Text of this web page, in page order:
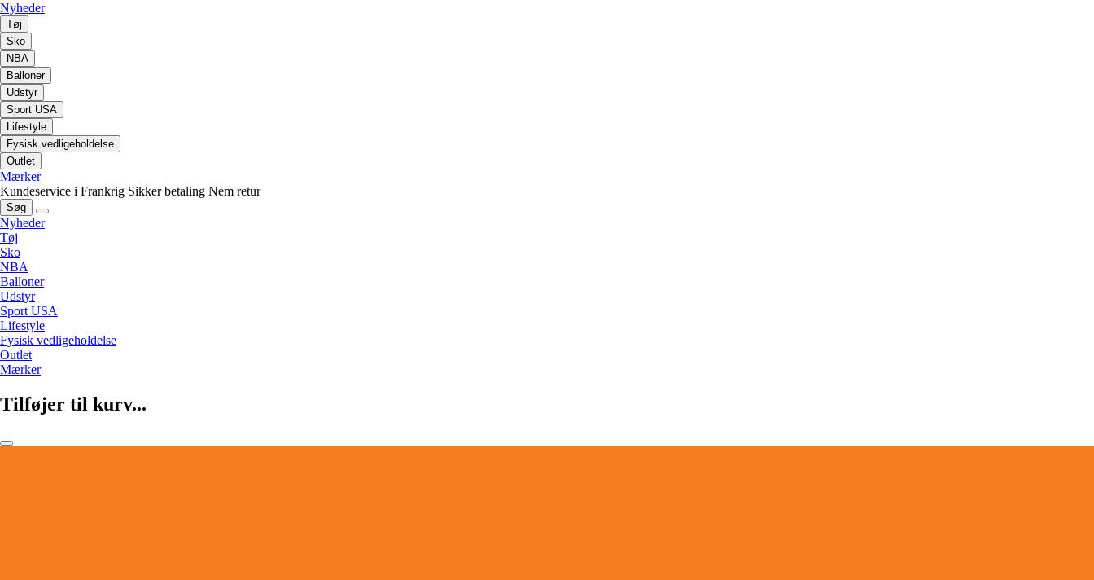
Nyheder
Tøj
Sko
NBA
Balloner
Udstyr
Sport USA
Lifestyle
Fysisk vedligeholdelse
Outlet
Mærker
Kundeservice i Frankrig Sikker betaling Nem retur
Søg
Nyheder
Tøj
Sko
NBA
Balloner
Udstyr
Sport USA
Lifestyle
Fysisk vedligeholdelse
Outlet
Mærker
Tilføjer til kurv...